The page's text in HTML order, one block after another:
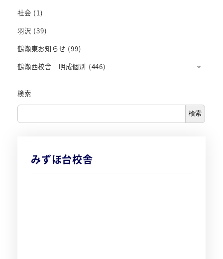
社会 (1)
羽沢 (39)
鶴瀬東お知らせ (99)
鶴瀬西校舎 明成個別 (446)
検索
検索
みずほ台校舎